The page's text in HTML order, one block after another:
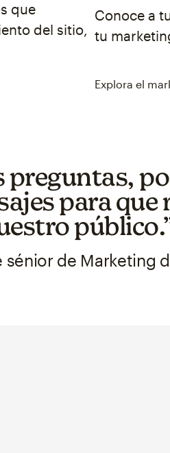
que
del sitio,
Conoce a
tu
Explora el
preguntas,
para que
de Marketing